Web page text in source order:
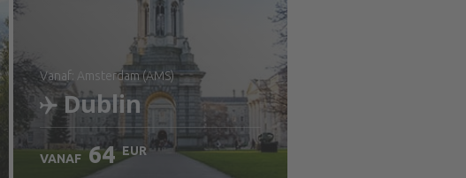
vanaf: Amsterdam (AMS)
Dublin
VANAF 64 EUR